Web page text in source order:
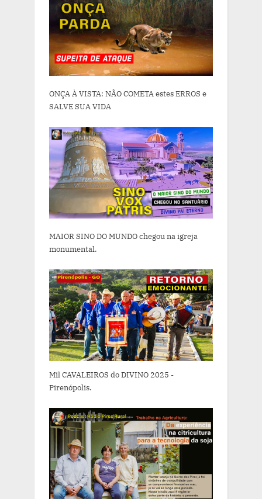
ONÇA À VISTA: NÃO COMETA estes ERROS e
SALVE SUA VIDA
MAIOR SINO DO MUNDO chegou na igreja
monumental.
Mil CAVALEIROS do DIVINO 2025 -
Pirenópolis.